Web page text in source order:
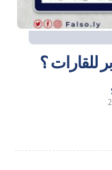
للقارات ؟